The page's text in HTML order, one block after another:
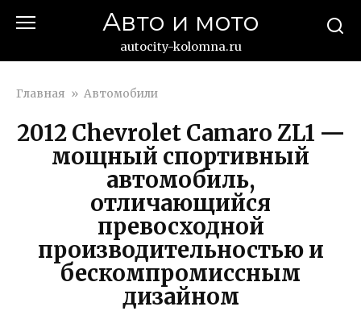
Авто и мото
autocity-kolomna.ru
Главная » Автомобили
2012 Chevrolet Camaro ZL1 —
мощный спортивный
автомобиль,
отличающийся
превосходной
производительностью и
бескомпромиссным
дизайном